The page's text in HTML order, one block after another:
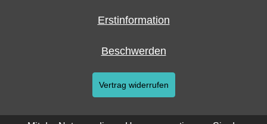
Erstinformation
Beschwerden
Vertrag widerrufen